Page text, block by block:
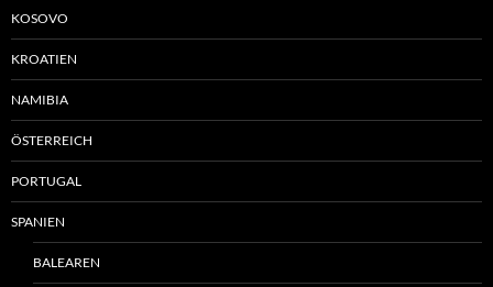
KOSOVO
KROATIEN
NAMIBIA
ÖSTERREICH
PORTUGAL
SPANIEN
BALEAREN